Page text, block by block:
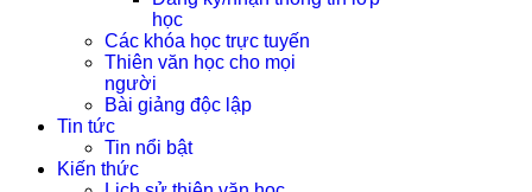
học
Các khóa học trực tuyến
Thiên văn học cho mọi
người
Bài giảng độc lập
Tin tức
Tin nổi bật
Kiến thức